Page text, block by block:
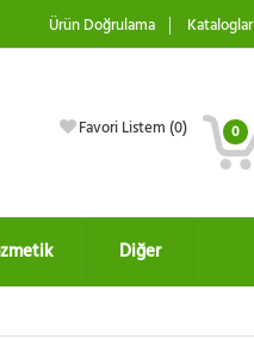
Ürün Doğrulama Kataloglar
Favori Listem (0) 0
Diğer